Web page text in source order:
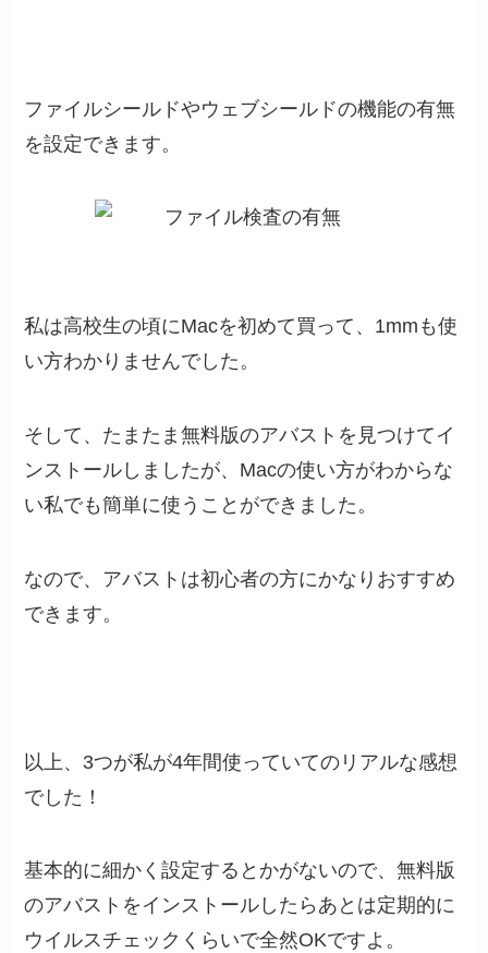
ファイルシールドやウェブシールドの機能の有無
を設定できます。
私は高校生の頃にMacを初めて買って、1mmも使
い方わかりませんでした。
そして、たまたま無料版のアバストを見つけてイ
ンストールしましたが、Macの使い方がわからな
い私でも簡単に使うことができました。
なので、アバストは初心者の方にかなりおすすめ
できます。
以上、3つが私が4年間使っていてのリアルな感想
でした！
基本的に細かく設定するとかがないので、無料版
のアバストをインストールしたらあとは定期的に
ウイルスチェックくらいで全然OKですよ。